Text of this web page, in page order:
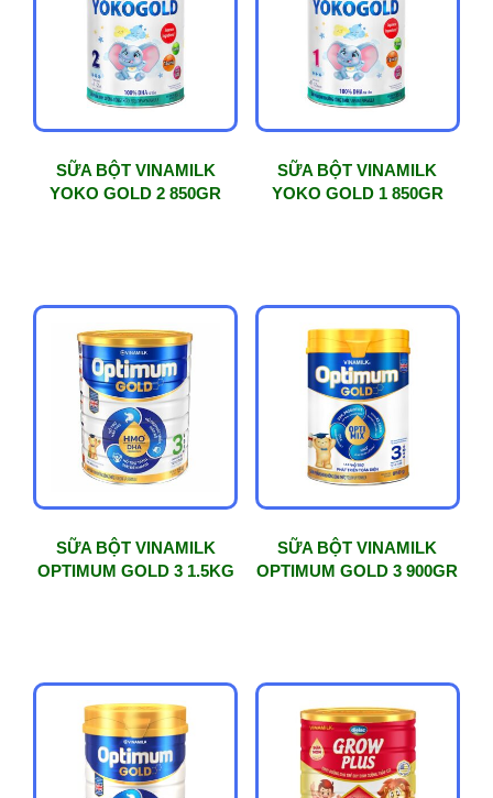
SỮA BỘT VINAMILK
YOKO GOLD 2 850GR
SỮA BỘT VINAMILK
YOKO GOLD 1 850GR
SỮA BỘT VINAMILK
OPTIMUM GOLD 3 1.5KG
SỮA BỘT VINAMILK
OPTIMUM GOLD 3 900GR